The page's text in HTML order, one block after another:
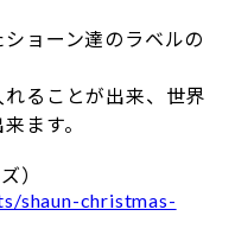
ョーン達のラベルの
ることが出来、世界
ます。
）
shaun-christmas-